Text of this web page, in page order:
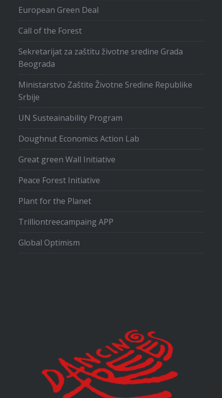
European Green Deal
Call of the Forest
Sekretarijat za zaštitu životne sredine Grada
Beograda
Ministarstvo Zaštite Životne Sredine Republike
Srbije
UN Susteainability Program
Doughnut Economics Action Lab
Great green Wall Initiative
Peace Forest Initiative
Plant for the Planet
Trilliontreecampaing APP
Global Optimism